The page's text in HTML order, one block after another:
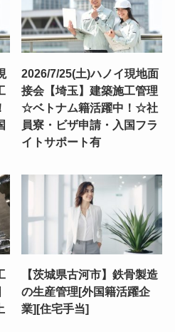
2026/7/25(土)ハノイ現地面
接会【埼玉】建築施工管理
☆ベトナム籍活躍中！☆社
員寮・ビザ申請・入国フラ
イトサポート有
【茨城県古河市】鉄骨製造
の生産管理[外国籍活躍企
業][住宅手当]